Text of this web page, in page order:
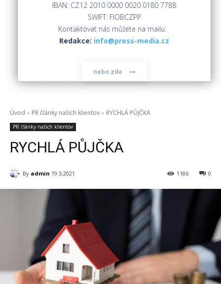
IBAN: CZ12 2010 0000 0020 0180 7788
SWIFT: FIOBCZPP
Kontaktovat nás můžete na mailu:
Redakce: info@press-media.cz
nebo zde